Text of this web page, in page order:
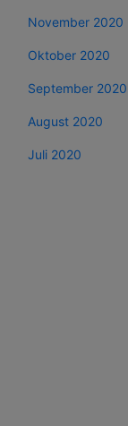
November 2020
Oktober 2020
September 2020
August 2020
Juli 2020